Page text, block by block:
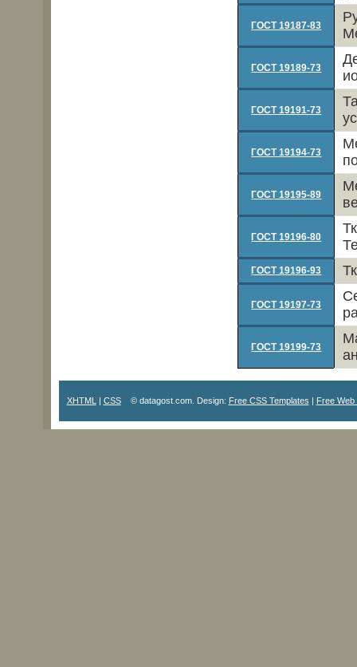
ГОСТ 19187-83
ГОСТ 19189-73
ГОСТ 19191-73
ГОСТ 19194-73
ГОСТ 19195-89
ГОСТ 19196-80
ГОСТ 19196-93
ГОСТ 19197-73
ГОСТ 19199-73
XHTML | CSS© datagost.com. Design: Free CSS Templates | Free Web